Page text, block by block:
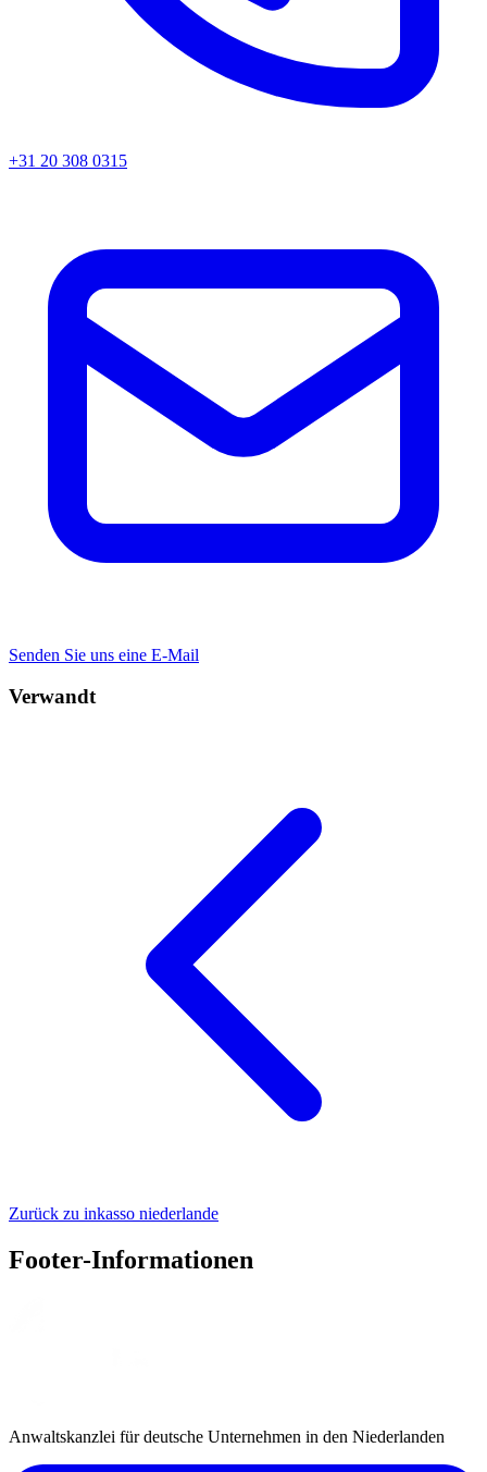
+31 20 308 0315
Senden Sie uns eine E-Mail
Verwandt
Zurück zu inkasso niederlande
Footer-Informationen
Anwaltskanzlei für deutsche Unternehmen in den Niederlanden